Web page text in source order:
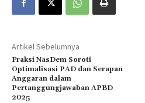
Artikel Sebelumnya
Fraksi NasDem Soroti
Optimalisasi PAD dan Serapan
Anggaran dalam
Pertanggungjawaban APBD
2025